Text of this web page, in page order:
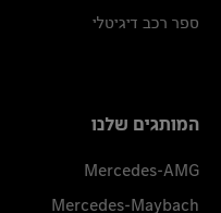
ספר רכב דיגיטלי
המותגים שלנו
Mercedes-AMG
Mercedes-Maybach